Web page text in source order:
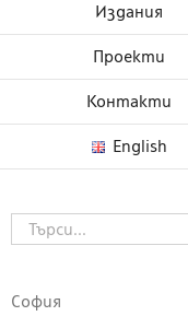
Издания
Проекти
Контакти
English
София
Търсене
...